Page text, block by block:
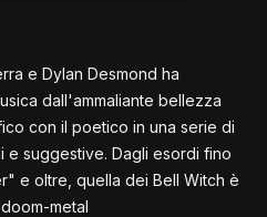
e Dylan Desmond ha
dall'ammaliante bellezza
con il poetico in una serie di
e suggestive. Dagli esordi fino
e oltre, quella dei Bell Witch è
metal